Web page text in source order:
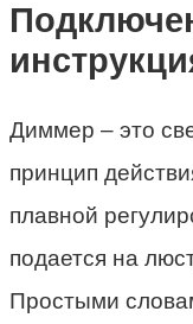
Диммер – это
принцип
плавной
подается на
Простыми